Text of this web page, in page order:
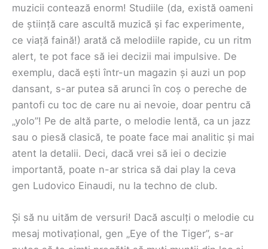
muzicii contează enorm! Studiile (da, există oameni
de știință care ascultă muzică și fac experimente,
ce viață faină!) arată că melodiile rapide, cu un ritm
alert, te pot face să iei decizii mai impulsive. De
exemplu, dacă ești într-un magazin și auzi un pop
dansant, s-ar putea să arunci în coș o pereche de
pantofi cu toc de care nu ai nevoie, doar pentru că
„yolo”! Pe de altă parte, o melodie lentă, ca un jazz
sau o piesă clasică, te poate face mai analitic și mai
atent la detalii. Deci, dacă vrei să iei o decizie
importantă, poate n-ar strica să dai play la ceva
gen Ludovico Einaudi, nu la techno de club.
Și să nu uităm de versuri! Dacă asculți o melodie cu
mesaj motivațional, gen „Eye of the Tiger”, s-ar